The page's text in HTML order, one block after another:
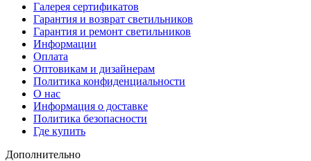
Галерея сертификатов
Гарантия и возврат светильников
Гарантия и ремонт светильников
Информации
Оплата
Оптовикам и дизайнерам
Политика конфиденциальности
О нас
Информация о доставке
Политика безопасности
Где купить
Дополнительно